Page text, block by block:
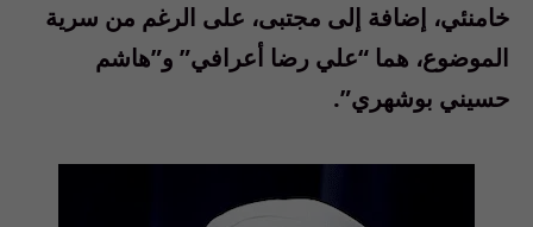
خامنئي، إضافة إلى مجتبى، على الرغم من سرية
الموضوع، هما “علي رضا أعرافي” و”هاشم
حسيني بوشهري”.